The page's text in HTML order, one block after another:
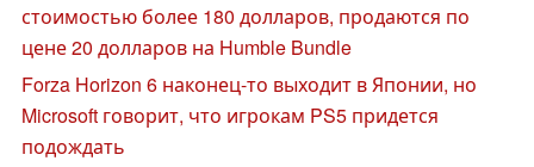
стоимостью более 180 долларов, продаются по
цене 20 долларов на Humble Bundle
Forza Horizon 6 наконец-то выходит в Японии, но
Microsoft говорит, что игрокам PS5 придется
подождать